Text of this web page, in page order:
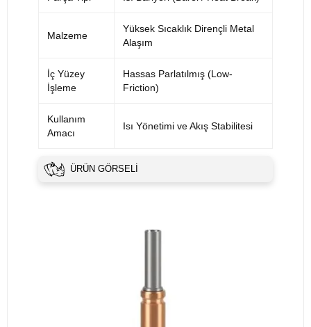
Malzeme
Yüksek Sıcaklık Dirençli Metal
Alaşım
İç Yüzey
İşleme
Hassas Parlatılmış (Low-
Friction)
Kullanım
Amacı
Isı Yönetimi ve Akış Stabilitesi
ÜRÜN GÖRSELI